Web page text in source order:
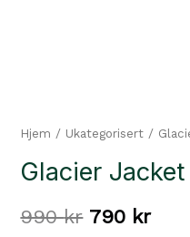
Hjem / Ukategorisert /
Glacier
990kr Opprinnelig
790 kr